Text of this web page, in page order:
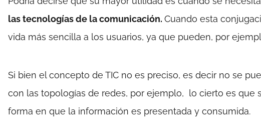
las tecnologías de la comunicación. Cuando esta
vida más sencilla a los usuarios, ya que pueden, por
Si bien el concepto de TIC no es preciso, es decir no se
con las topologías de redes, por ejemplo, lo cierto es que
forma en que la información es presentada y consumida.